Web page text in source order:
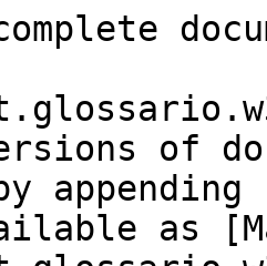
of
as